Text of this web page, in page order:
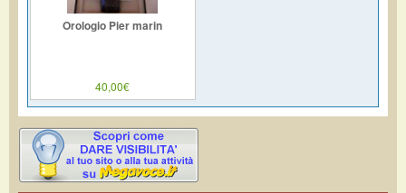
Orologio Pier marin
40,00€